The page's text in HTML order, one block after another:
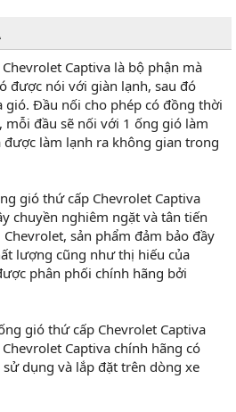
Captiva là bộ phận mà
được nói với giàn lạnh, sau đó
gió. Đầu nối cho phép có đồng thời
mỗi đầu sẽ nối với 1 ống gió làm
làm lạnh ra không gian trong
gió thứ cấp Chevrolet Captiva
chuyền nghiêm ngặt và tân tiến
sản phẩm đảm bảo đầy
lượng cũng như thị hiếu của
phân phối chính hãng bởi
gió thứ cấp Chevrolet Captiva
Captiva chính hãng có
dụng và lắp đặt trên dòng xe